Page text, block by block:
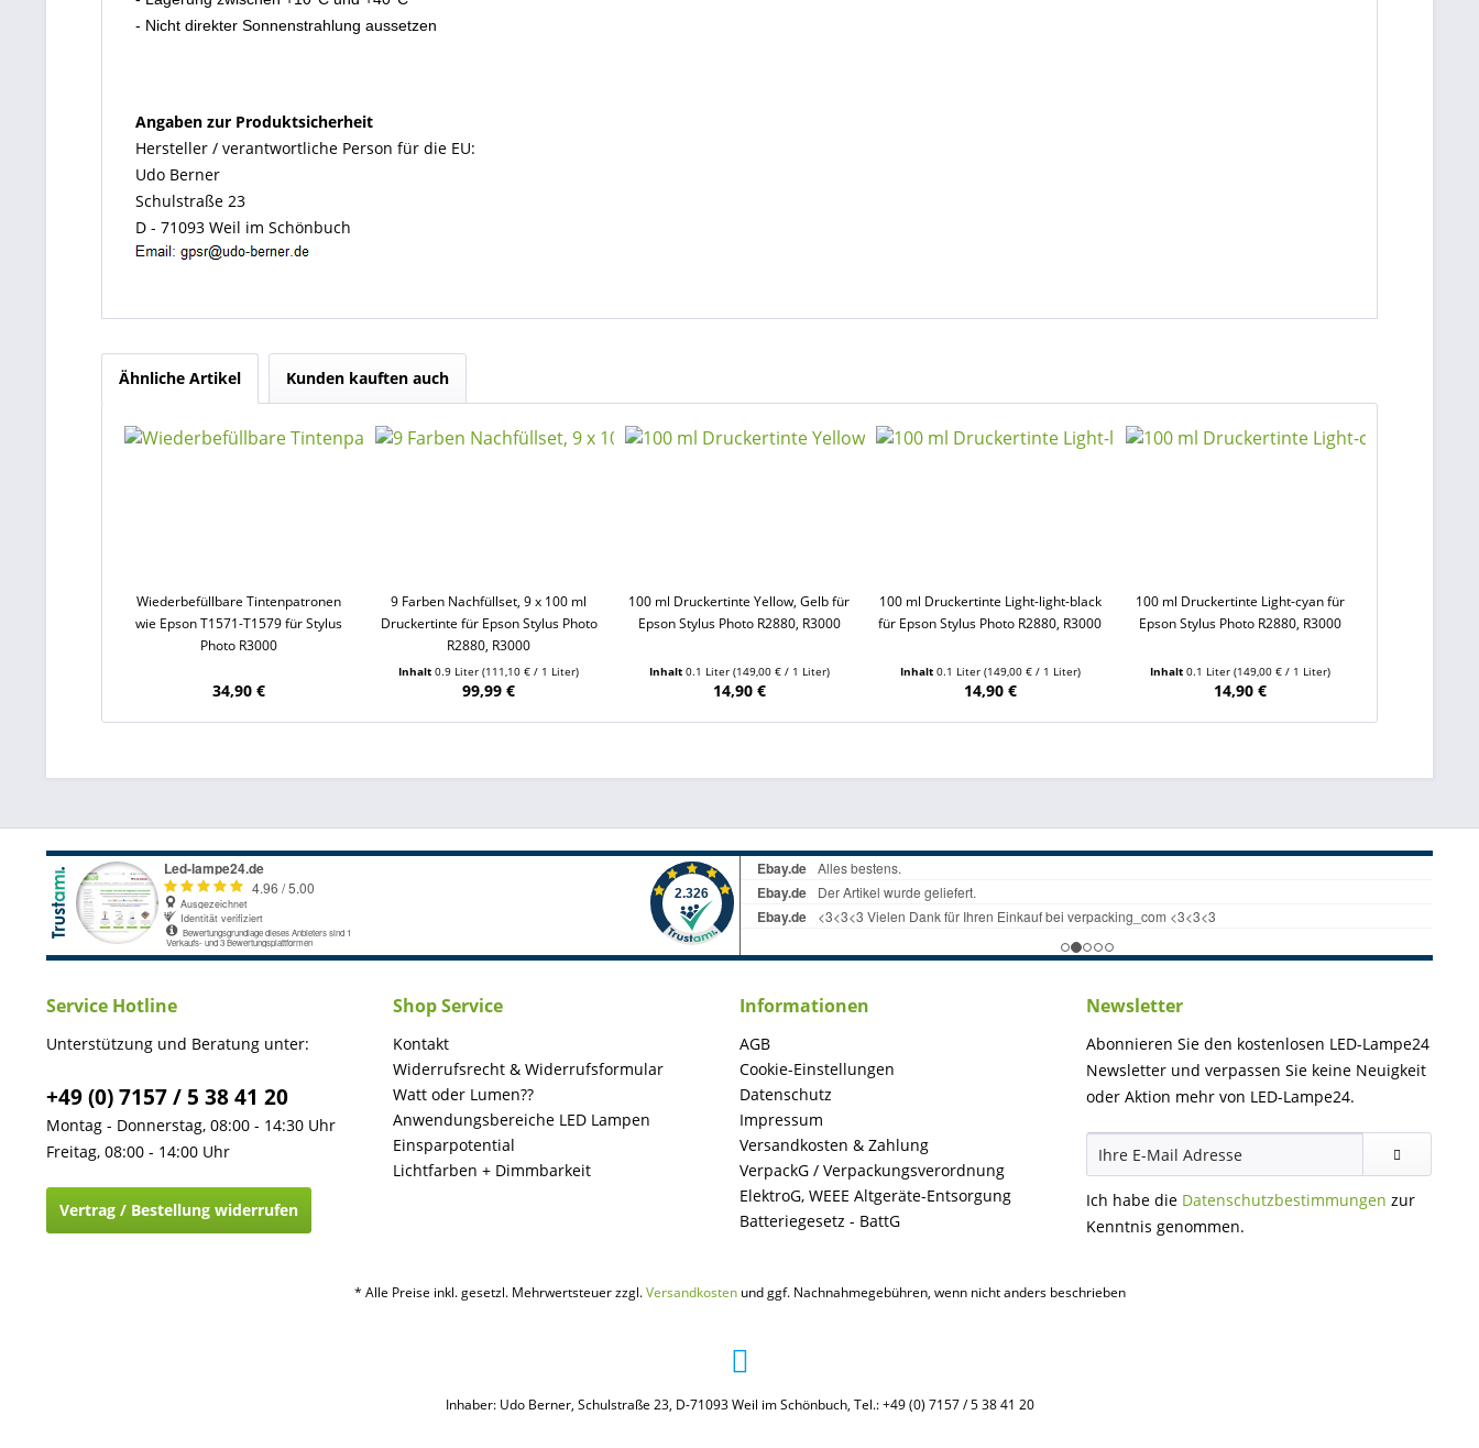
- Nicht direkter Sonnenstrahlung aussetzen
Angaben zur Produktsicherheit
Hersteller / verantwortliche Person für die EU:
Udo Berner
Schulstraße 23
D - 71093 Weil im Schönbuch
Ähnliche Artikel Kunden kauften auch
Wiederbefüllbare Tintenpatronen
wie Epson T1571-T1579 für Stylus
Photo R3000
34,90 €
9 Farben Nachfüllset, 9 x 100 ml
Druckertinte für Epson Stylus Photo
R2880, R3000
Inhalt0.9 Liter(111,10 € / 1 Liter)
99,99 €
100 ml Druckertinte Yellow, Gelb für
Epson Stylus Photo R2880, R3000
Inhalt 0.1 Liter (149,00 € / 1 Liter)
14,90 €
100 ml Druckertinte Light-light-black
für Epson Stylus Photo R2880, R3000
Inhalt 0.1 Liter (149,00 € / 1 Liter)
14,90 €
100 ml Druckertinte Light-cyan für
Epson Stylus Photo R2880, R3000
Inhalt0.1 Liter(149,00 € / 1 Liter)
14,90 €
Service Hotline
Unterstützung und Beratung unter:
+49 (0) 7157 / 5 38 41 20
Montag - Donnerstag, 08:00 - 14:30 Uhr
Freitag, 08:00 - 14:00 Uhr
Vertrag / Bestellung widerrufen
Shop Service
Kontakt
Widerrufsrecht & Widerrufsformular
Watt oder Lumen??
Anwendungsbereiche LED Lampen
Einsparpotential
Lichtfarben + Dimmbarkeit
Informationen
AGB
Cookie-Einstellungen
Datenschutz
Impressum
Versandkosten & Zahlung
VerpackG / Verpackungsverordnung
ElektroG, WEEE Altgeräte-Entsorgung
Batteriegesetz - BattG
Newsletter
Abonnieren Sie den kostenlosen LED-Lampe24
Newsletter und verpassen Sie keine Neuigkeit
oder Aktion mehr von LED-Lampe24.
Ich habe die Datenschutzbestimmungen zur
Kenntnis genommen.
* Alle Preise inkl. gesetzl. Mehrwertsteuer zzgl.Versandkostenund ggf. Nachnahmegebühren, wenn nicht anders beschrieben
Inhaber: Udo Berner, Schulstraße 23, D-71093 Weil im Schönbuch, Tel.: +49 (0) 7157 / 5 38 41 20